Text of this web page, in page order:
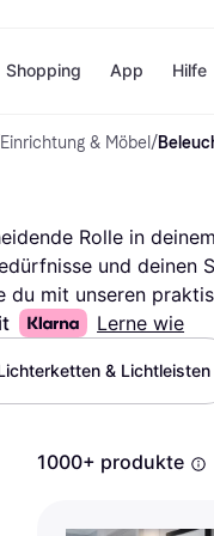
Zahlungsmethoden
Bezahle in 3
Teilzahlungen
Bezahle in bis zu 30
Tagen
Ratenzahlung
Shopping
Shops
Temu
SHEIN
Alle Shops
App Hilfe
Einrichtung & Möbel /
Rolle in
und deinen
du mit unseren
Deckenleuchte
Wahl. Du kannst
zu verfeinern.
um mehr
Lösung, die
Lerne wie
& Lichtleisten
1000+ produkte